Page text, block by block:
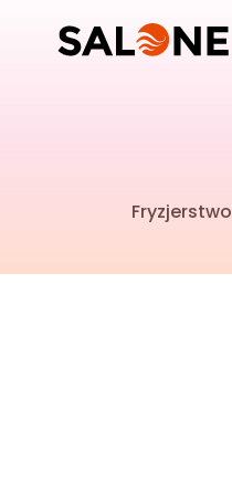
Fryzjerstwo